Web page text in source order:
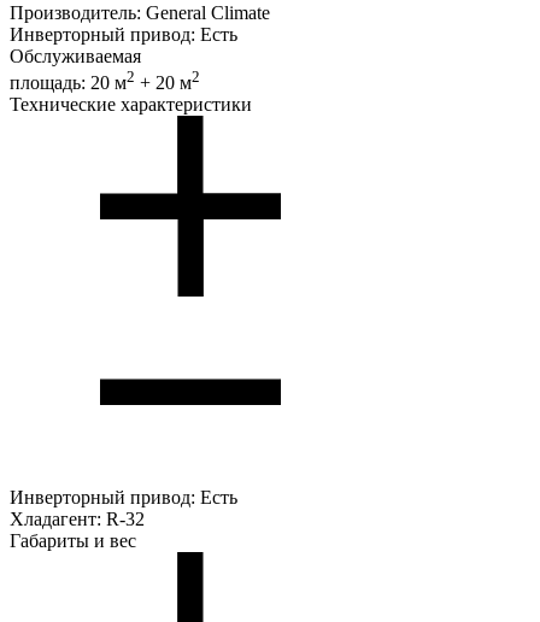
Производитель: General Climate
Инверторный привод: Есть
Обслуживаемая
площадь: 20 м2 + 20 м2
Технические характеристики
Инверторный привод: Есть
Хладагент: R-32
Габариты и вес